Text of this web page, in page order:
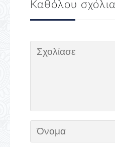
Καθόλου σχόλια